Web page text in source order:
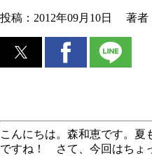
投稿： 2012年09月10日 著者
こんにちは。森和恵です。夏
ですね！ さて、今回はちょ